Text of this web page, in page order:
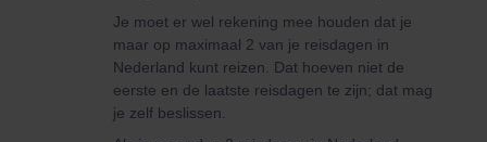
Je moet er wel rekening mee houden dat je
maar op maximaal 2 van je reisdagen in
Nederland kunt reizen. Dat hoeven niet de
eerste en de laatste reisdagen te zijn; dat mag
je zelf beslissen.